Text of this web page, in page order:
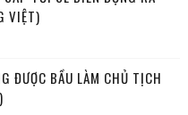
VIỆT)
ĐƯỢC BẦU LÀM CHỦ TỊCH